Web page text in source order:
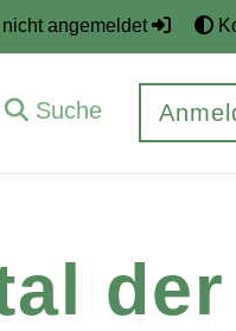
angemeldet
Suche
der